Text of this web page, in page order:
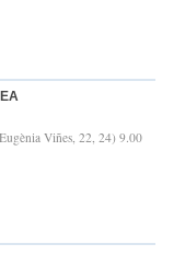
Viñes, 22, 24) 9.00